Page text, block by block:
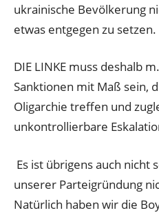
ukrainische Bevölkerung
etwas entgegen zu setzen.
DIE LINKE muss deshalb
Sanktionen mit Maß sein,
Oligarchie treffen und
unkontrollierbare
Es ist übrigens auch nicht
unserer Parteigründung
Natürlich haben wir die